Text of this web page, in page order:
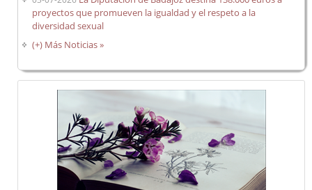
proyectos que promueven la igualdad y el respeto a la
diversidad sexual
(+) Más Noticias »